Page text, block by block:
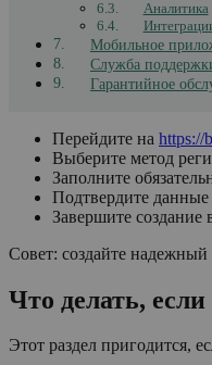
Аналитика
Мобильное
Служба
Гарантийное
Перейдите на https://
Выберите метод
Заполните
Подтвердите
Завершите создание
Совет: создайте
Что делать,
Этот раздел пригодится,